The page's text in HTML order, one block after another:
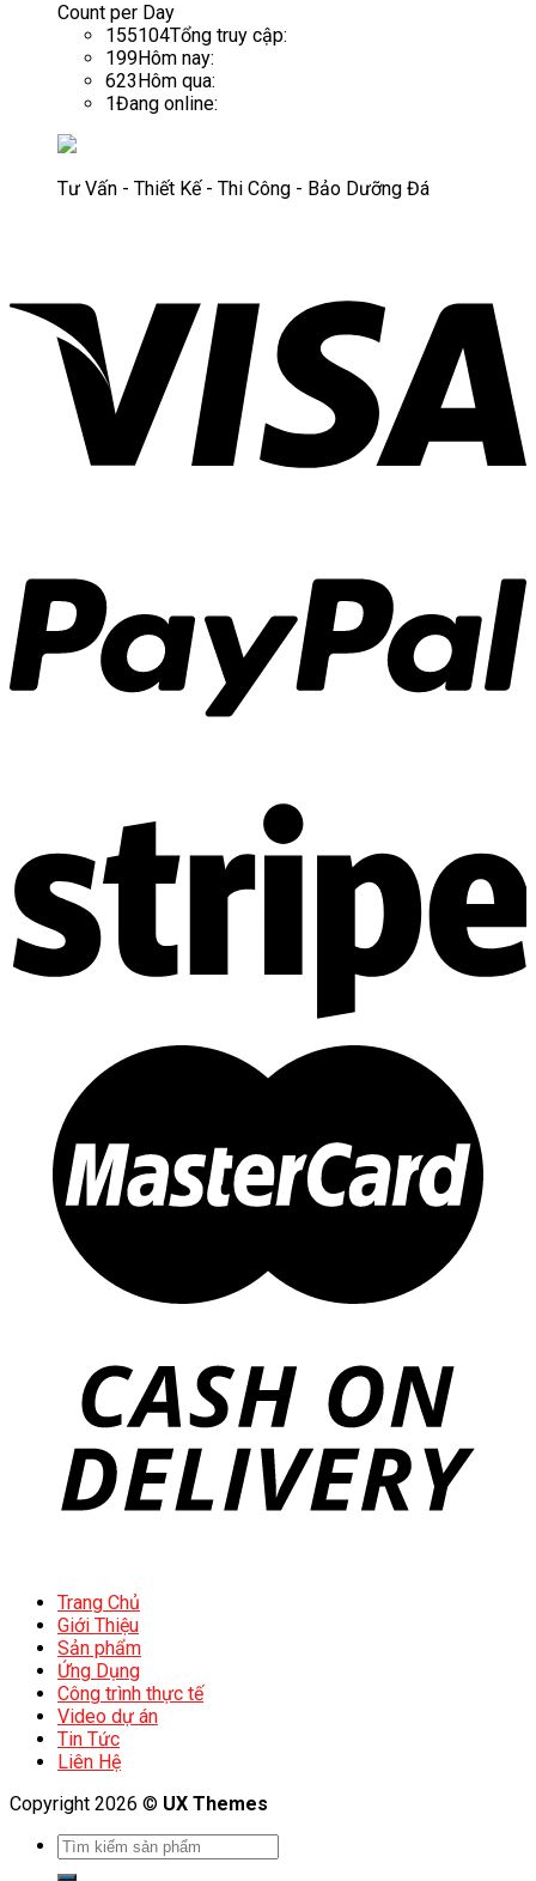
Count per Day
155104Tổng truy cập:
199Hôm nay:
623 Hôm qua:
1Đang online:
Tư Vấn - Thiết Kế - Thi Công - Bảo Dưỡng Đá
Trang Chủ
Giới Thiệu
Sản phẩm
Ứng Dụng
Công trình thực tế
Video dự án
Tin Tức
Liên Hệ
Copyright 2026 © UX Themes